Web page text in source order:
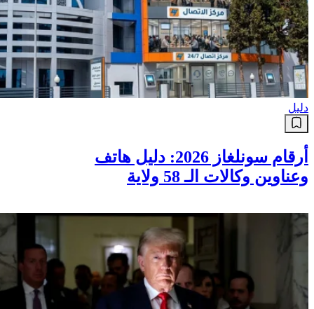
دليل
أرقام سونلغاز 2026: دليل هاتف
وعناوين وكالات الـ 58 ولاية